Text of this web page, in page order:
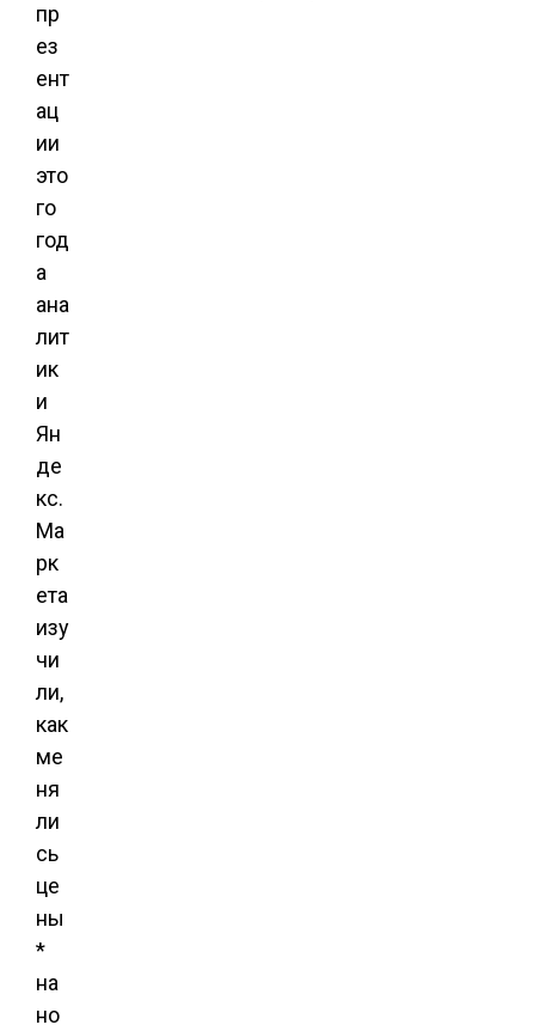
пр
ез
ент
ац
ии
это
го
год
а
ана
лит
ик
и
Ян
де
кс.
Ма
рк
ета
изу
чи
ли,
как
ме
ня
ли
сь
це
ны
*
на
но